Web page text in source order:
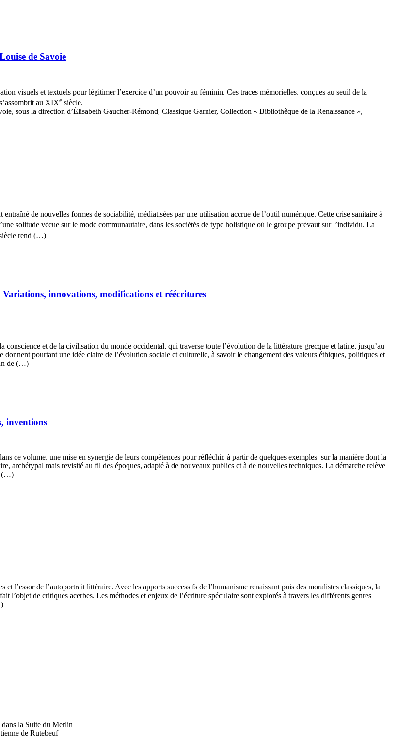
de Savoie
visuels et textuels pour légitimer l’exercice d’un pouvoir au féminin. Ces traces mémorielles, conçues au seuil de la
au XIXe siècle.
sous la direction d’Élisabeth Gaucher-Rémond, Classique Garnier, Collection « Bibliothèque de la Renaissance »,
de nouvelles formes de sociabilité, médiatisées par une utilisation accrue de l’outil numérique. Cette crise sanitaire à
solitude vécue sur le mode communautaire, dans les sociétés de type holistique où le groupe prévaut sur l’individu. La
rend (…)
innovations, modifications et réécritures
conscience et de la civilisation du monde occidental, qui traverse toute l’évolution de la littérature grecque et latine, jusqu’au
pourtant une idée claire de l’évolution sociale et culturelle, à savoir le changement des valeurs éthiques, politiques et
de (…)
inventions
ce volume, une mise en synergie de leurs compétences pour réfléchir, à partir de quelques exemples, sur la manière dont la
archétypal mais revisité au fil des époques, adapté à de nouveaux publics et à de nouvelles techniques. La démarche relève
(…)
l’essor de l’autoportrait littéraire. Avec les apports successifs de l’humanisme renaissant puis des moralistes classiques, la
l’objet de critiques acerbes. Les méthodes et enjeux de l’écriture spéculaire sont explorés à travers les différents genres
la Suite du Merlin
de Rutebeuf